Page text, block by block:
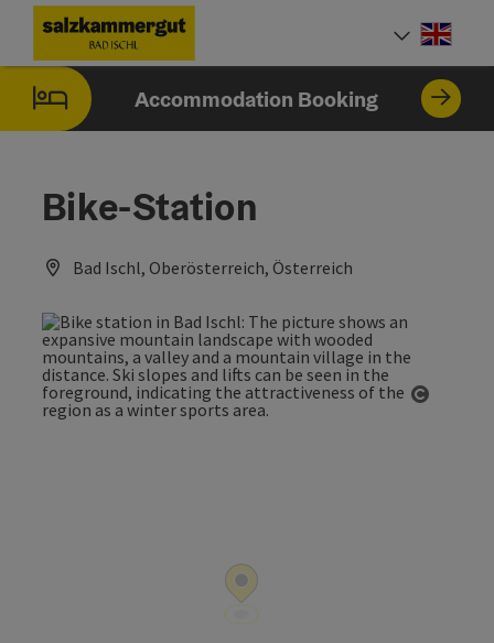
Accesskey
[0]
Accesskey
[1]
Accesskey
[2]
Accesskey
[7]
Accommodation Booking
Bike-Station
Bad Ischl, Oberösterreich, Österreich